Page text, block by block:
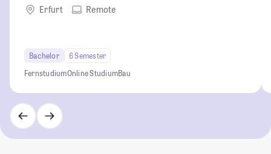
Erfurt
Remote
Bachelor
6 Semester
FernstudiumOnline StudiumBau